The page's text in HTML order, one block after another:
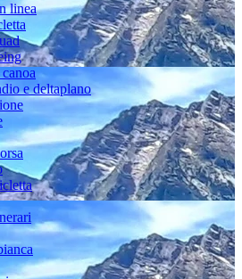
linea
e deltaplano